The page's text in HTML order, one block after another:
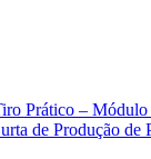
Prático –
de Produção de